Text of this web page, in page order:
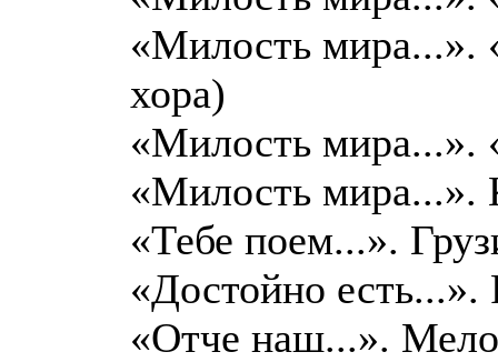
«Милость мира...».
хора)
«Милость мира...».
«Милость мира...».
«Тебе поем...».
«Достойно есть...».
«Отче наш...».